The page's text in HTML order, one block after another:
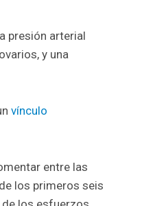
presión arterial
y una
vínculo
entre las
los primeros seis